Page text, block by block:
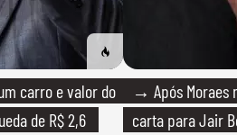
carro e valor do
de R$ 2,6
→ Após Moraes
carta para Jair